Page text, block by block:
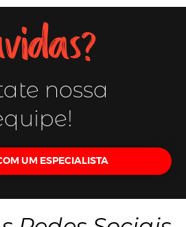
nossa
UM ESPECIALISTA